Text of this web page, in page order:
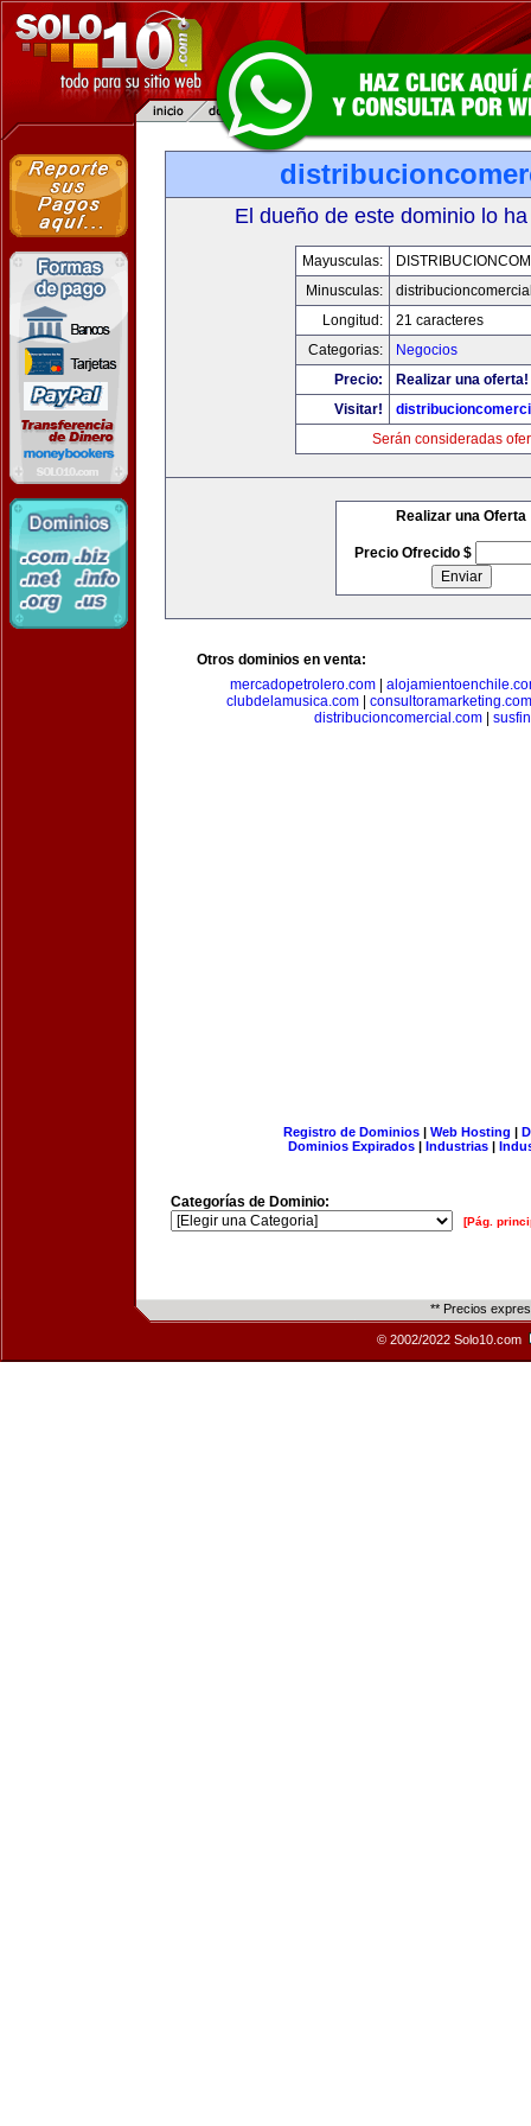
El dueño de este dominio lo
Mayusculas:
Minusculas:
Longitud:
21 caracteres
Categorias:
Negocios
Precio:
Realizar una oferta!
Visitar!
Serán consideradas
Realizar una Oferta
Precio Ofrecido $
Otros dominios en venta:
mercadopetrolero.com|
clubdelamusica.com
consultoramarketing.com
distribucioncomercial.com
Registro de Dominios| Web Hosting |
Dominios Expirados | Industrias |
Categorías de Dominio:
[Pág.
** Precios
© 2002/2022 Solo10.com